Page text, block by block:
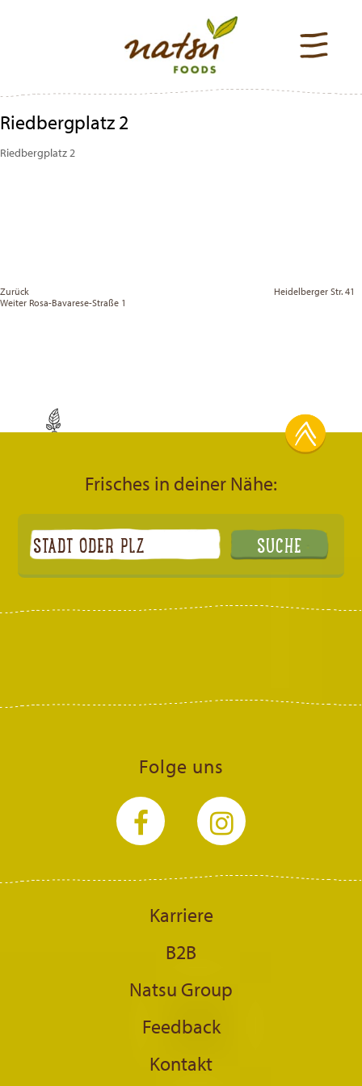
Riedbergplatz 2
Riedbergplatz 2
Zurück
Heidelberger Str. 41
Vor
Weiter Rosa-Bavarese-Straße 1
Frisches in deiner Nähe:
Folge uns
Karriere
B2B
Natsu Group
Feedback
Kontakt